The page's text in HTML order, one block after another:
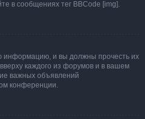
в сообщениях тег BBCode [img].
информацию, и вы должны прочесть их
каждого из форумов и в вашем
важных объявлений
конференции.